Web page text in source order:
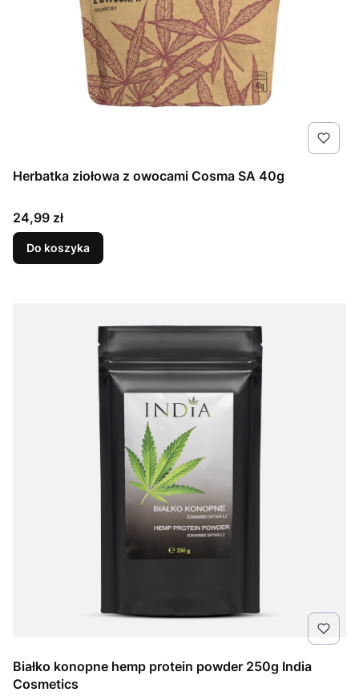
Herbatka ziołowa z owocami Cosma SA 40g
Cena
24,99 zł
Do koszyka
Białko konopne hemp protein powder 250g India
Cosmetics